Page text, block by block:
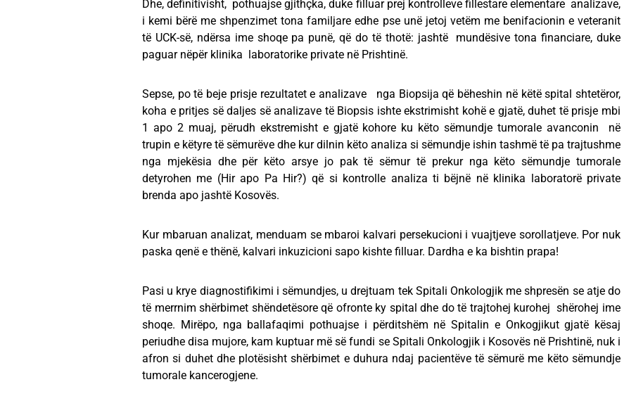
Dhe, definitivisht, pothuajse gjithçka, duke filluar prej kontrolleve fillestare elementare analizave,
i kemi bërë me shpenzimet tona familjare edhe pse unë jetoj vetëm me benifacionin e veteranit
të UCK-së, ndërsa ime shoqe pa punë, që do të thotë: jashtë mundësive tona financiare, duke
paguar nëpër klinika laboratorike private në Prishtinë.
Sepse, po të beje prisje rezultatet e analizave nga Biopsija që bëheshin në këtë spital shtetëror,
koha e pritjes së daljes së analizave të Biopsis ishte ekstrimisht kohë e gjatë, duhet të prisje mbi
1 apo 2 muaj, përudh ekstremisht e gjatë kohore ku këto sëmundje tumorale avanconin në
trupin e këtyre të sëmurëve dhe kur dilnin këto analiza si sëmundje ishin tashmë të pa trajtushme
nga mjekësia dhe për këto arsye jo pak të sëmur të prekur nga këto sëmundje tumorale
detyrohen me (Hir apo Pa Hir?) që si kontrolle analiza ti bëjnë në klinika laboratorë private
brenda apo jashtë Kosovës.
Kur mbaruan analizat, menduam se mbaroi kalvari persekucioni i vuajtjeve sorollatjeve. Por nuk
paska qenë e thënë, kalvari inkuzicioni sapo kishte filluar. Dardha e ka bishtin prapa!
Pasi u krye diagnostifikimi i sëmundjes, u drejtuam tek Spitali Onkologjik me shpresën se atje do
të merrnim shërbimet shëndetësore që ofronte ky spital dhe do të trajtohej kurohej shërohej ime
shoqe. Mirëpo, nga ballafaqimi pothuajse i përditshëm në Spitalin e Onkogjikut gjatë kësaj
periudhe disa mujore, kam kuptuar më së fundi se Spitali Onkologjik i Kosovës në Prishtinë, nuk i
afron si duhet dhe plotësisht shërbimet e duhura ndaj pacientëve të sëmurë me këto sëmundje
tumorale kancerogjene.